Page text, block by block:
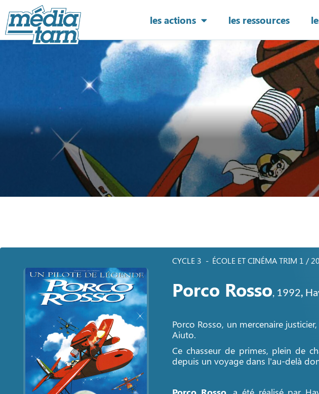
les actions les ressources
CYCLE 3 ÉCOLE ET CINÉMA TRIM 1 /
Porco Rosso, 1992,
Porco Rosso, un mercenaire
Aiuto.
Ce chasseur de primes, plein de
depuis un voyage dans l’au-delà